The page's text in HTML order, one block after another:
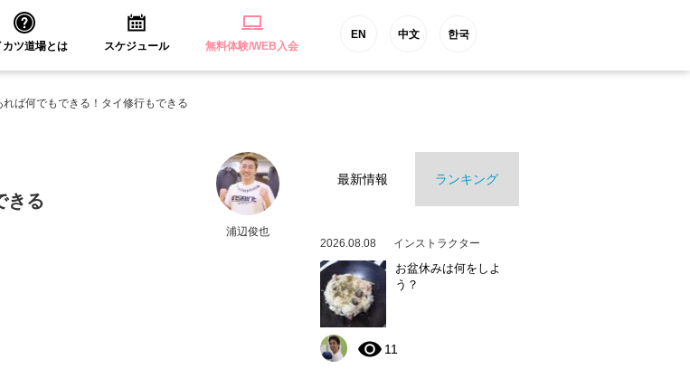
カツ道場とは スケジュール 無料体験/WEB入会
EN 中文 한국
れば何でもできる！タイ修行もできる
浦辺俊也
きる
最新情報 ランキング
2026.08.08 インストラクター
お盆休みは何をしよ
う？
11